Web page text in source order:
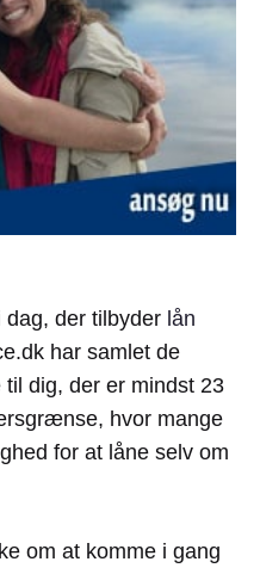
dag, der tilbyder lån
har samlet de
dig, der er mindst 23
hvor mange
for at låne selv om
ke om at komme i gang